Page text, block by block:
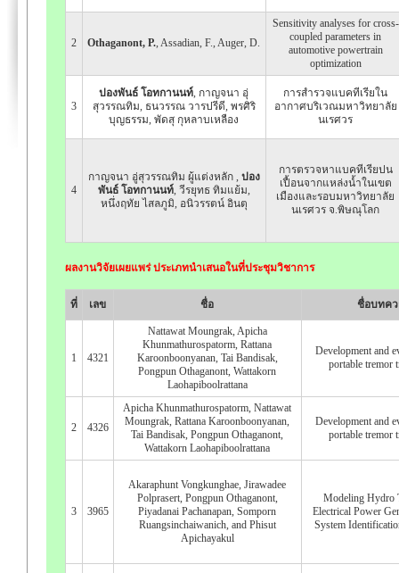
2 Othaganont, P. , Assadian, F., Auger, D.
Sensitivity analyses for cross-
coupled parameters in
automotive powertrain
optimization
3
ปองพันธ์ โอทกานนท์ , กาญจนา อุ่
สุวรรณทิม, ธนวรรณ วารปรีดี, พรศิริ
บุญธรรม, พัดสุ กุหลาบเหลือง
การสำรวจแบคทีเรียใน
อากาศบริเวณมหาวิทยาลัย
นเรศวร
4
กาญจนา อู่สุวรรณทิม ผู้แต่งหลัก , ปอง
พันธ์ โอทกานนท์, วีรยุทธ ทิมแย้ม,
หนึ่งฤทัย ไสลภูมิ, อนิวรรตน์ อินตุ
การตรวจหาแบคทีเรียปน
เปื้อนจากแหล่งน้ำในเขต
เมืองและรอบมหาวิทยาลัย
นเรศวร จ.พิษณุโลก
ผลงานวิจัยเผยแพร่ ประเภทนำเสนอในที่ประชุมวิชาการ
ที่ เลข ชื่อ ชื่อบทค
1 4321
Nattawat Moungrak, Apicha
Khunmathurospatorm, Rattana
Karoonboonyanan, Tai Bandisak,
Pongpun Othaganont, Wattakorn
Laohapiboolrattana
Development and
portable tremor
2 4326
Apicha Khunmathurospatorm, Nattawat
Moungrak, Rattana Karoonboonyanan,
Tai Bandisak, Pongpun Othaganont,
Wattakorn Laohapiboolrattana
Development and
portable tremor
3 3965
Akaraphunt Vongkunghae, Jirawadee
Polprasert, Pongpun Othaganont,
Piyadanai Pachanapan, Somporn
Ruangsinchaiwanich, and Phisut
Apichayakul
Modeling Hydro
Electrical Power
System